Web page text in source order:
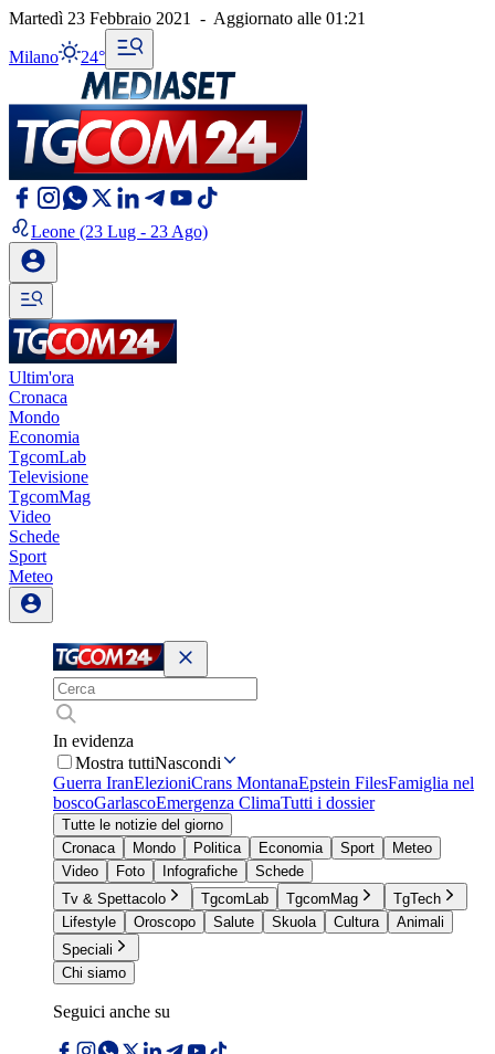
Martedì 23 Febbraio 2021 - Aggiornato alle 01:21
Milano 24°
Leone (23 Lug - 23 Ago)
Ultim'ora
Cronaca
Mondo
Economia
TgcomLab
Televisione
TgcomMag
Video
Schede
Sport
Meteo
In evidenza
Mostra tuttiNascondi
Guerra IranElezioniCrans MontanaEpstein FilesFamiglia nel
boscoGarlascoEmergenza ClimaTutti i dossier
Tutte le notizie del giorno
Cronaca
Mondo Politica Economia Sport
Meteo
Video
Foto Infografiche
Schede
Tv & Spettacolo
TgcomLab TgcomMag
TgTech
Lifestyle
Oroscopo Salute Skuola Cultura
Animali
Speciali
Chi siamo
Seguici anche su